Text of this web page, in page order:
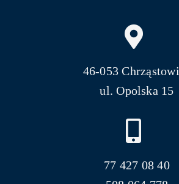
46-053
ul. Opolska 15
77 427 08 40